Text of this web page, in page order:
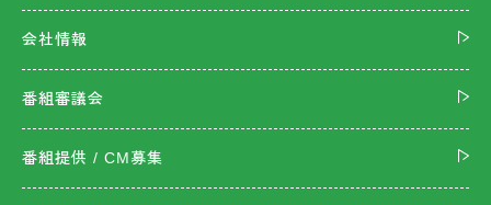
会社情報
番組審議会
番組提供 / CM募集